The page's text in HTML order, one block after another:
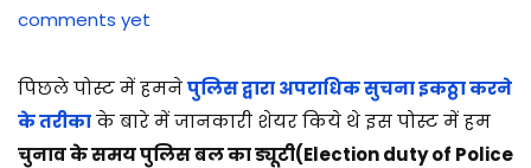
1
0
7
/
comments yet
पिछले पोस्ट में हमनेपुलिस द्वारा अपराधिक सुचना इकठ्ठा करने
के तरीकाके बारे में जानकारी शेयर किये थे इस पोस्ट में हम
चुनाव के समय पुलिस बल का ड्यूटी(Election duty of Police